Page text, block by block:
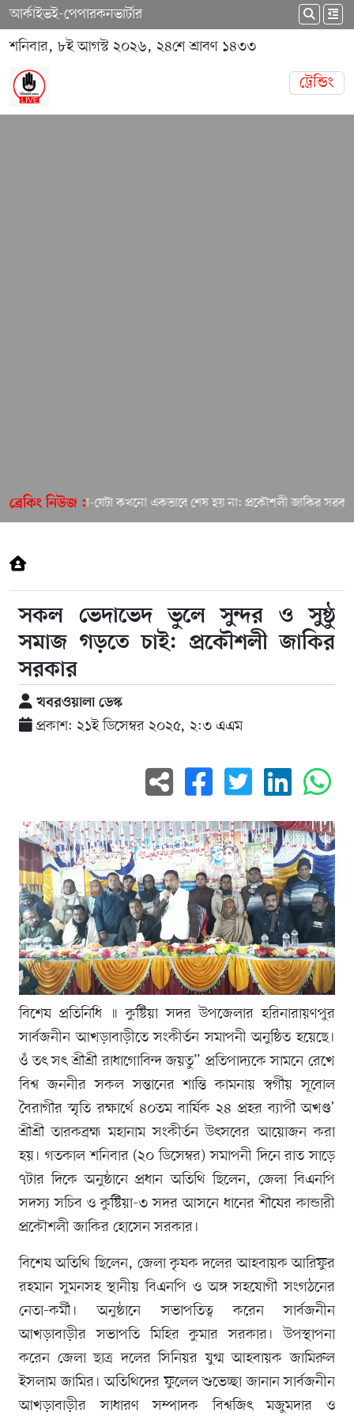
আর্কাইভই-পেপারকনভার্টার
শনিবার, ৮ই আগস্ট ২০২৬, ২৪শে শ্রাবণ ১৪৩৩
ট্রেন্ডিং
ব্রেকিং নিউজ :
একটি খেলা-যেটা কখনো একভাবে শেষ হয় না: প্রকৌশলী জাকির সরকার
সকল ভেদাভেদ ভুলে সুন্দর ও সুষ্ঠু
সমাজ গড়তে চাই: প্রকৌশলী জাকির
সরকার
খবরওয়ালা ডেস্ক
প্রকাশ: ২১ই ডিসেম্বর ২০২৫, ২:৩ এএম
বিশেষ প্রতিনিধি ॥ কুষ্টিয়া সদর উপজেলার হরিনারায়ণপুর
সার্বজনীন আখড়াবাড়ীতে সংকীর্তন সমাপনী অনুষ্ঠিত হয়েছে।
ওঁ তৎ সৎ শ্রীশ্রী রাধাগোবিন্দ জয়তু” প্রতিপাদ্যকে সামনে রেখে
বিশ্ব জননীর সকল সন্তানের শান্তি কামনায় স্বর্গীয় সূবোল
বৈরাগীর স্মৃতি রক্ষার্থে ৪০তম বার্ষিক ২৪ প্রহর ব্যাপী অখণ্ড’
শ্রীশ্রী তারকব্রহ্ম মহানাম সংকীর্তন উৎসবের আয়োজন করা
হয়। গতকাল শনিবার (২০ ডিসেম্বর) সমাপনী দিনে রাত সাড়ে
৭টার দিকে অনুষ্ঠানে প্রধান অতিথি ছিলেন, জেলা বিএনপি
সদস্য সচিব ও কুষ্টিয়া-৩ সদর আসনে ধানের শীষের কান্ডারী
প্রকৌশলী জাকির হোসেন সরকার।
বিশেষ অতিথি ছিলেন, জেলা কৃষক দলের আহবায়ক আরিফুর
রহমান সুমনসহ স্থানীয় বিএনপি ও অঙ্গ সহযোগী সংগঠনের
নেতা-কর্মী। অনুষ্ঠানে সভাপতিত্ব করেন সার্বজনীন
আখড়াবাড়ীর সভাপতি মিহির কুমার সরকার। উপস্থাপনা
করেন জেলা ছাত্র দলের সিনিয়র যুগ্ম আহবায়ক জামিরুল
ইসলাম জামির। অতিথিদের ফুলেল শুভেচ্ছা জানান সার্বজনীন
আখড়াবাড়ীর সাধারণ সম্পাদক বিশ্বজিৎ মজুমদার ও